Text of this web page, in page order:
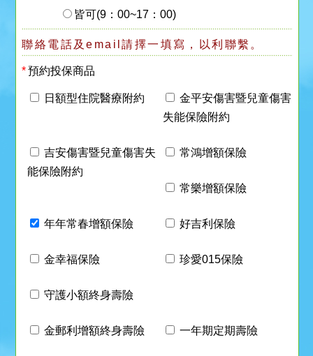
皆可(9：00~17：00)
聯絡電話及email請擇一填寫，以利聯繫。
*預約投保商品
日額型住院醫療附約
金平安傷害暨兒童傷害
失能保險附約
吉安傷害暨兒童傷害失
能保險附約
常鴻增額保險
常樂增額保險
年年常春增額保險 好吉利保險
金幸福保險 珍愛015保險
守護小額終身壽險
金郵利增額終身壽險 一年期定期壽險